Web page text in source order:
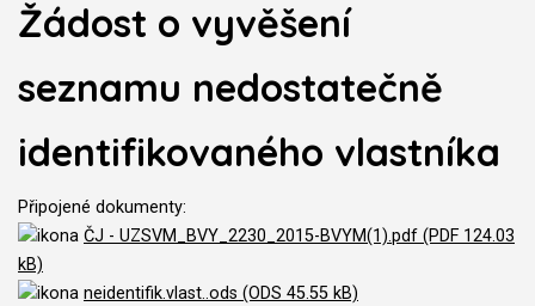
Žádost o vyvěšení
seznamu nedostatečně
identifikovaného vlastníka
Připojené dokumenty:
ČJ - UZSVM_BVY_2230_2015-BVYM(1).pdf (PDF 124.03
kB)
neidentifik.vlast..ods (ODS 45.55 kB)